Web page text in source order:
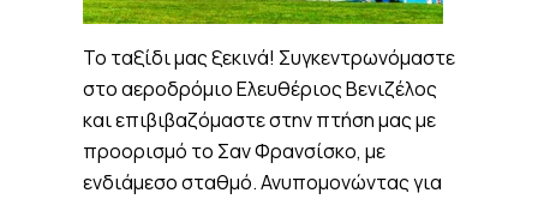
Το ταξίδι μας ξεκινά! Συγκεντρωνόμαστε
στο αεροδρόμιο Ελευθέριος Βενιζέλος
και επιβιβαζόμαστε στην πτήση μας με
προορισμό το Σαν Φρανσίσκο, με
ενδιάμεσο σταθμό. Ανυπομονώντας για